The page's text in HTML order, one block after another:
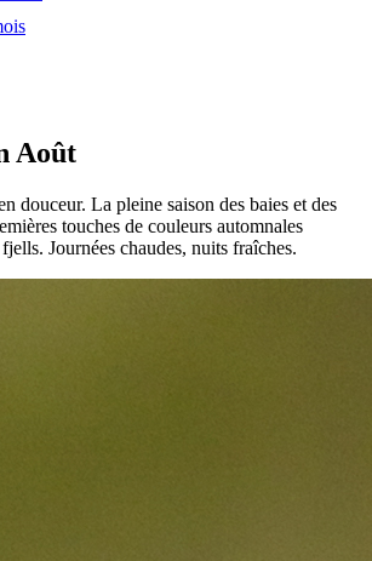
Août
douceur. La pleine saison des baies et des
touches de couleurs automnales
Journées chaudes, nuits fraîches.